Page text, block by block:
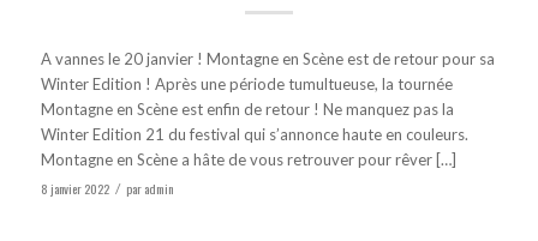
A vannes le 20 janvier ! Montagne en Scène est de retour pour sa
Winter Edition !​ Après une période tumultueuse, la tournée
Montagne en Scène est enfin de retour ! Ne manquez pas la
Winter Edition 21 du festival qui s’annonce haute en couleurs.
Montagne en Scène a hâte de vous retrouver pour rêver […]
8 janvier 2022 / paradmin